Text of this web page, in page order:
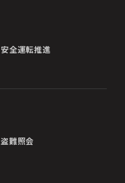
安全運転推進
盗難照会